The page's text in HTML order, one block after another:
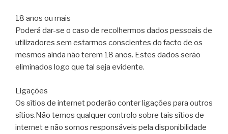
18 anos ou mais
Poderá dar-se o caso de recolhermos dados pessoais de
utilizadores sem estarmos conscientes do facto de os
mesmos ainda não terem 18 anos. Estes dados serão
eliminados logo que tal seja evidente.
Ligações
Os sítios de internet poderão conter ligações para outros
sítios.Não temos qualquer controlo sobre tais sítios de
internet e não somos responsáveis pela disponibilidade